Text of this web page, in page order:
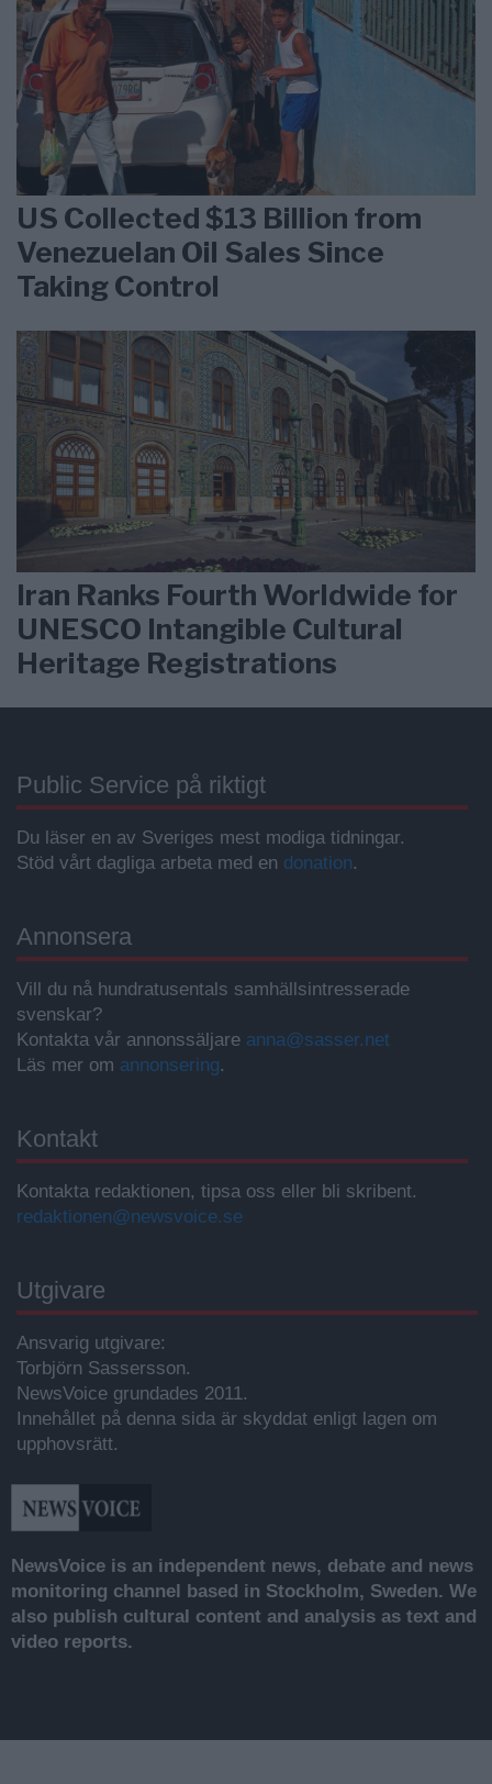
US Collected $13 Billion from
Venezuelan Oil Sales Since
Taking Control
Iran Ranks Fourth Worldwide for
UNESCO Intangible Cultural
Heritage Registrations
Public Service på riktigt
Du läser en av Sveriges mest modiga tidningar.
Stöd vårt dagliga arbeta med en donation.
Annonsera
Vill du nå hundratusentals samhällsintresserade
svenskar?
Kontakta vår annonssäljare anna@sasser.net
Läs mer om annonsering.
Kontakt
Kontakta redaktionen, tipsa oss eller bli skribent.
redaktionen@newsvoice.se
Utgivare
Ansvarig utgivare:
Torbjörn Sassersson.
NewsVoice grundades 2011.
Innehållet på denna sida är skyddat enligt lagen om
upphovsrätt.
NewsVoice is an independent news, debate and news
monitoring channel based in Stockholm, Sweden. We
also publish cultural content and analysis as text and
video reports.